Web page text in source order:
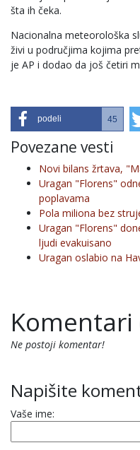
šta ih čeka.
Nacionalna meteorološka
živi u područjima kojima
je AP i dodao da još četiri
podeli 45
Povezane vesti
Novi bilans žrtava,
Uragan "Florens"
poplavama
Pola miliona bez
Uragan "Florens"
ljudi evakuisano
Uragan oslabio na
Komentari
Ne postoji komentar!
Napišite
Vaše ime: